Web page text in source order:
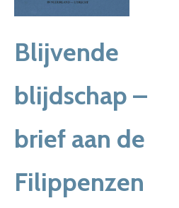
Blijvende
blijdschap –
brief aan de
Filippenzen